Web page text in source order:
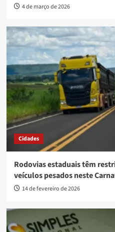
4 de março de 2026
Cidades
Rodovias estaduais têm
veículos pesados neste
14 de fevereiro de 2026